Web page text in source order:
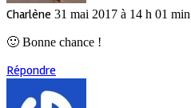
Charlène 31 mai 2017 à 14 h 01 min
🙂 Bonne chance !
Répondre